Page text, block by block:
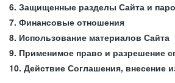
6. Защищенные разделы Сайта и
7. Финансовые отношения
8. Использование материалов Сайта
9. Применимое право и разрешение
10. Действие Соглашения, внесение